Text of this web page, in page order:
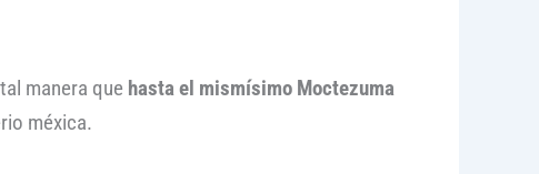
manera que hasta el mismísimo Moctezuma
méxica.